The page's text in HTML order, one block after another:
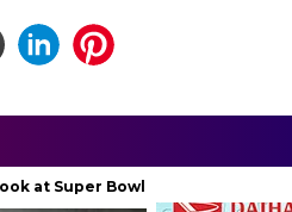
Bowl Performances, New